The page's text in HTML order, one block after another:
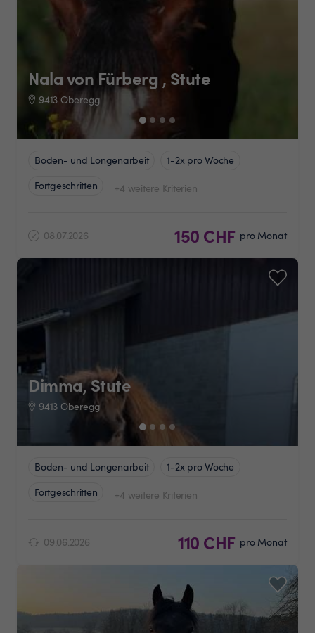
Nala von Fürberg , Stute
9413 Oberegg
Boden- und Longenarbeit
1-2x pro Woche
Fortgeschritten
+4 weitere Kriterien
08.07.2026 150 CHF pro Monat
Dimma, Stute
9413 Oberegg
Boden- und Longenarbeit
1-2x pro Woche
Fortgeschritten
+4 weitere Kriterien
09.06.2026 110 CHF pro Monat